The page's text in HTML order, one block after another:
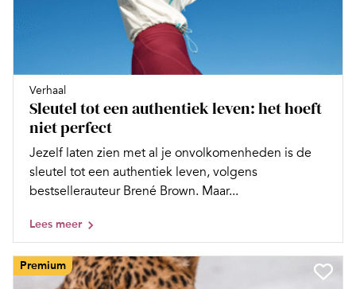
Verhaal
Sleutel tot een authentiek leven: het hoeft
niet perfect
Jezelf laten zien met al je onvolkomenheden is de
sleutel tot een authentiek leven, volgens
bestsellerauteur Brené Brown. Maar...
Lees meer
Premium